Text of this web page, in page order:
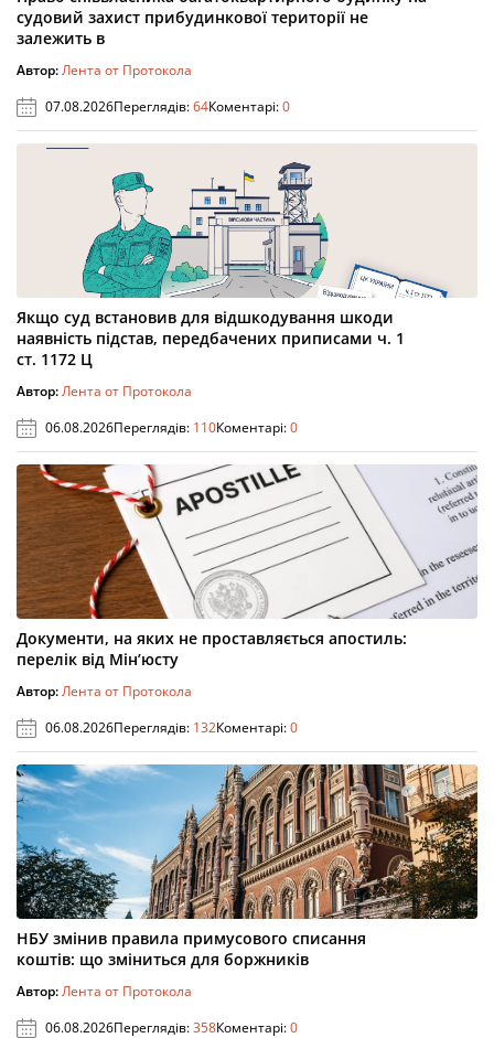
судовий захист прибудинкової території не
залежить в
Автор:Лента от Протокола
07.08.2026Переглядів:64Коментарі:0
Якщо суд встановив для відшкодування шкоди
наявність підстав, передбачених приписами ч. 1
ст. 1172 Ц
Автор:Лента от Протокола
06.08.2026Переглядів: 110Коментарі:0
Документи, на яких не проставляється апостиль:
перелік від Мін’юсту
Автор:Лента от Протокола
06.08.2026Переглядів: 132Коментарі:0
НБУ змінив правила примусового списання
коштів: що зміниться для боржників
Автор:Лента от Протокола
06.08.2026Переглядів:358Коментарі:0